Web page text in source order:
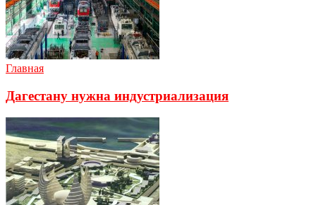
Главная
Дагестану нужна индустриализация